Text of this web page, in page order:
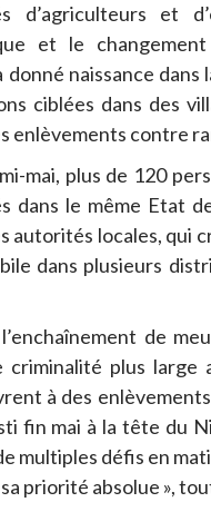
d’agriculteurs et
et le
donné naissance
ciblées dans des
enlèvements contre
mai, plus de 120
dans le même Etat
autorités locales, qui
dans plusieurs
de
criminalité plus large
à des
fin mai à la tête du
multiples défis en
priorité absolue »,